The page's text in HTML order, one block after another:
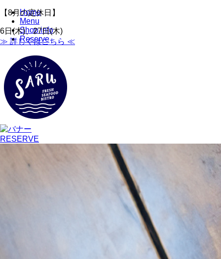
Home
Menu
Shop info
Reserve
RESERVE
【8月の定休日】
6日(木)、27日(木)
≫ 詳しくはこちら ≪